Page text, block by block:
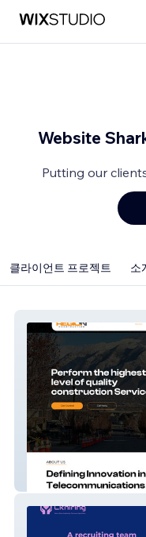
Website
Putting our
클라이언트 프로젝트 소
Telecommunication